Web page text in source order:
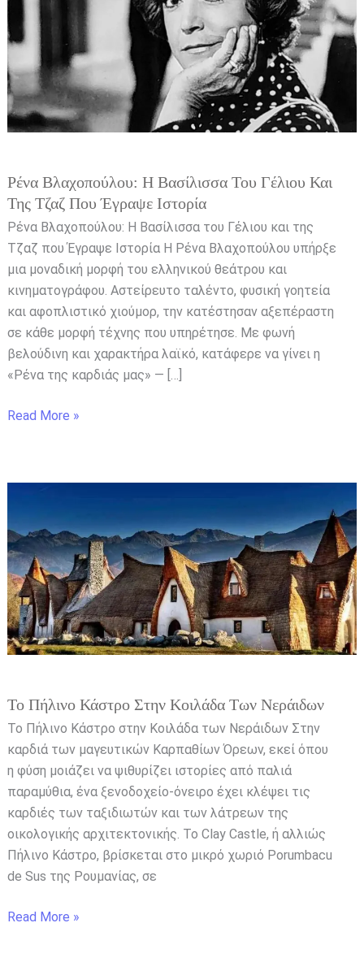
Ρένα Βλαχοπούλου: Η Βασίλισσα Του Γέλιου Και
Της Τζαζ Που Έγραψε Ιστορία
Ρένα Βλαχοπούλου: Η Βασίλισσα του Γέλιου και της
Τζαζ που Έγραψε Ιστορία Η Ρένα Βλαχοπούλου υπήρξε
μια μοναδική μορφή του ελληνικού θεάτρου και
κινηματογράφου. Αστείρευτο ταλέντο, φυσική γοητεία
και αφοπλιστικό χιούμορ, την κατέστησαν αξεπέραστη
σε κάθε μορφή τέχνης που υπηρέτησε. Με φωνή
βελούδινη και χαρακτήρα λαϊκό, κατάφερε να γίνει η
«Ρένα της καρδιάς μας» — […]
και
Τζαζ
που
Έγραψε
Read More »
Το Πήλινο Κάστρο Στην Κοιλάδα Των Νεράιδων
Το Πήλινο Κάστρο στην Κοιλάδα των Νεράιδων Στην
καρδιά των μαγευτικών Καρπαθίων Όρεων, εκεί όπου
η φύση μοιάζει να ψιθυρίζει ιστορίες από παλιά
παραμύθια, ένα ξενοδοχείο-όνειρο έχει κλέψει τις
καρδιές των ταξιδιωτών και των λάτρεων της
οικολογικής αρχιτεκτονικής. Το Clay Castle, ή αλλιώς
Πήλινο Κάστρο, βρίσκεται στο μικρό χωριό Porumbacu
de Sus της Ρουμανίας, σε
Κάστρο
στην
Κοιλάδα
των
Νεράιδων
Read More »